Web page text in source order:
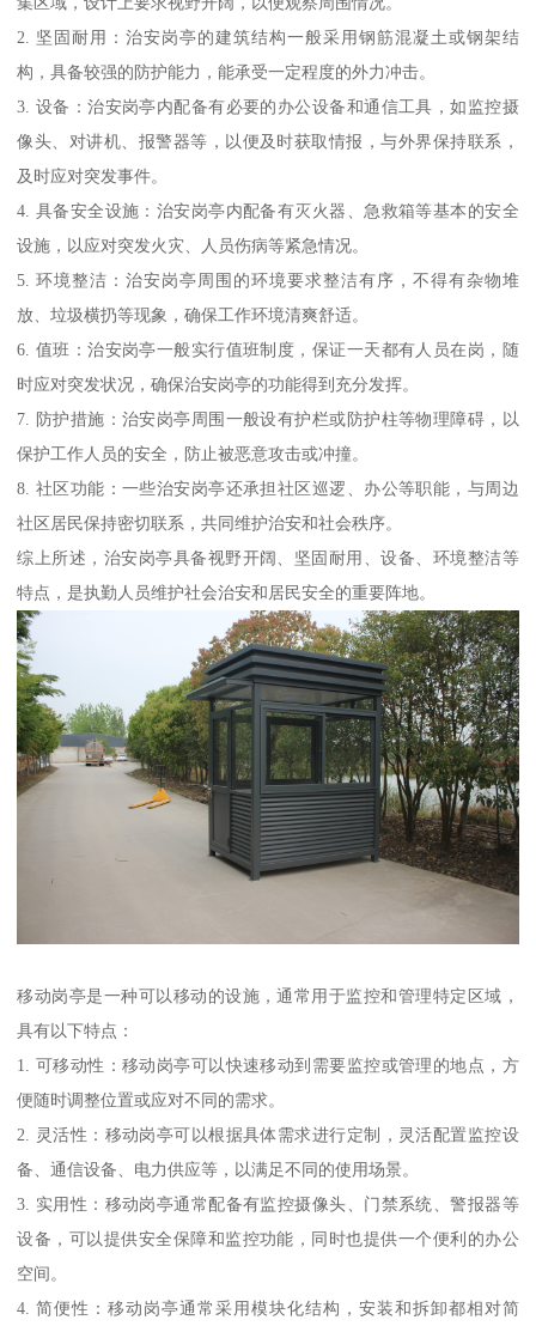
2. 坚固耐用：治安岗亭的建筑结构一般采用钢筋混凝土或钢架结
构，具备较强的防护能力，能承受一定程度的外力冲击。
3. 设备：治安岗亭内配备有必要的办公设备和通信工具，如监控摄
像头、对讲机、报警器等，以便及时获取情报，与外界保持联系，
及时应对突发事件。
4. 具备安全设施：治安岗亭内配备有灭火器、急救箱等基本的安全
设施，以应对突发火灾、人员伤病等紧急情况。
5. 环境整洁：治安岗亭周围的环境要求整洁有序，不得有杂物堆
放、垃圾横扔等现象，确保工作环境清爽舒适。
6. 值班：治安岗亭一般实行值班制度，保证一天都有人员在岗，随
时应对突发状况，确保治安岗亭的功能得到充分发挥。
7. 防护措施：治安岗亭周围一般设有护栏或防护柱等物理障碍，以
保护工作人员的安全，防止被恶意攻击或冲撞。
8. 社区功能：一些治安岗亭还承担社区巡逻、办公等职能，与周边
社区居民保持密切联系，共同维护治安和社会秩序。
综上所述，治安岗亭具备视野开阔、坚固耐用、设备、环境整洁等
特点，是执勤人员维护社会治安和居民安全的重要阵地。
移动岗亭是一种可以移动的设施，通常用于监控和管理特定区域，
具有以下特点：
1. 可移动性：移动岗亭可以快速移动到需要监控或管理的地点，方
便随时调整位置或应对不同的需求。
2. 灵活性：移动岗亭可以根据具体需求进行定制，灵活配置监控设
备、通信设备、电力供应等，以满足不同的使用场景。
3. 实用性：移动岗亭通常配备有监控摄像头、门禁系统、警报器等
设备，可以提供安全保障和监控功能，同时也提供一个便利的办公
空间。
4. 简便性：移动岗亭通常采用模块化结构，安装和拆卸都相对简